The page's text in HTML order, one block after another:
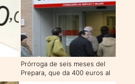
Prórroga de seis meses del
Prepara, que da 400 euros al
mes a desempleados de larga